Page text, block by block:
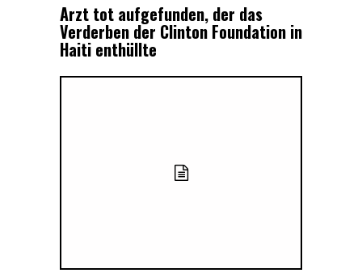
Arzt tot aufgefunden, der das
Verderben der Clinton Foundation in
Haiti enthüllte